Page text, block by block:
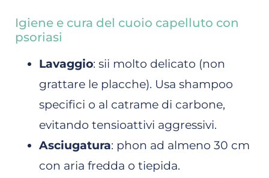
Igiene e cura del cuoio capelluto con
psoriasi
Lavaggio: sii molto delicato (non
grattare le placche). Usa shampoo
specifici o al catrame di carbone,
evitando tensioattivi aggressivi.
Asciugatura: phon ad almeno 30 cm
con aria fredda o tiepida.